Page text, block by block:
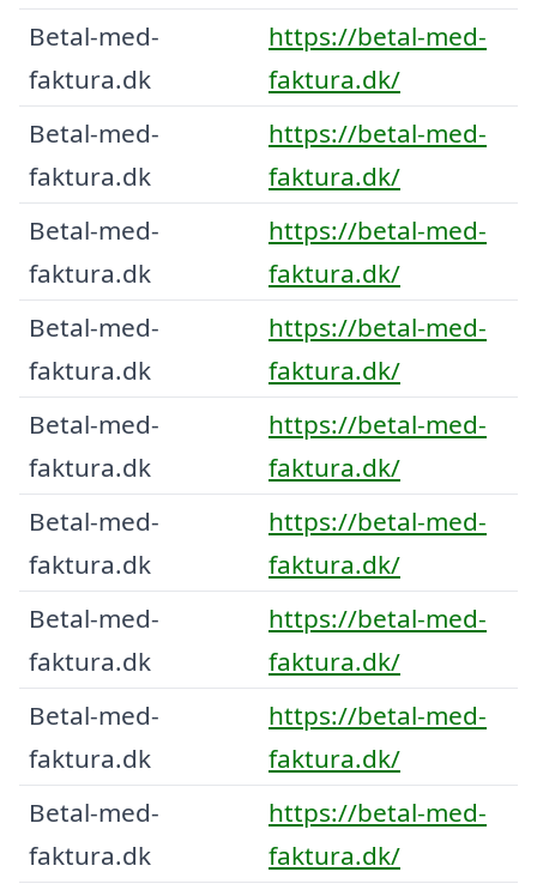
Betal-med-
faktura.dk
https://betal-med-
faktura.dk/
Betal-med-
faktura.dk
https://betal-med-
faktura.dk/
Betal-med-
faktura.dk
https://betal-med-
faktura.dk/
Betal-med-
faktura.dk
https://betal-med-
faktura.dk/
Betal-med-
faktura.dk
https://betal-med-
faktura.dk/
Betal-med-
faktura.dk
https://betal-med-
faktura.dk/
Betal-med-
faktura.dk
https://betal-med-
faktura.dk/
Betal-med-
faktura.dk
https://betal-med-
faktura.dk/
Betal-med-
faktura.dk
https://betal-med-
faktura.dk/